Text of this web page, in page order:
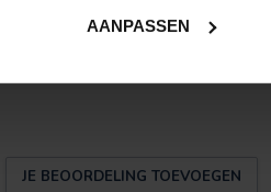
AANPASSEN
JE BEOORDELING TOEVOEGEN